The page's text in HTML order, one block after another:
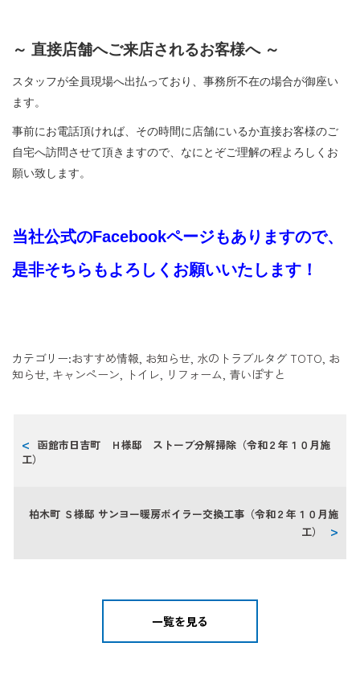
～ 直接店舗へご来店されるお客様へ ～
スタッフが全員現場へ出払っており、事務所不在の場合が御座い
ます。
事前にお電話頂ければ、その時間に店舗にいるか直接お客様のご
自宅へ訪問させて頂きますので、なにとぞご理解の程よろしくお
願い致します。
当社公式のFacebookページもありますので、
是非そちらもよろしくお願いいたします！
カテゴリー:おすすめ情報 お知らせ 水のトラブルタグ TOTO お
知らせ キャンペーン トイレ リフォーム 青いぽすと
函館市日吉町 Ｈ様邸 ストーブ分解掃除（令和２年１０月施
工）
柏木町 Ｓ様邸 サンヨー暖房ボイラー交換工事（令和２年１０月施
工）
一覧を見る